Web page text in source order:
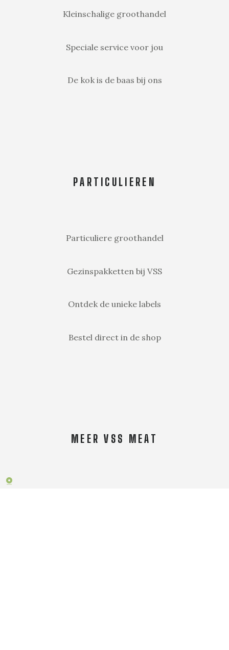
Kleinschalige groothandel
Speciale service voor jou
De kok is de baas bij ons
PARTICULIEREN
Particuliere groothandel
Gezinspakketten bij VSS
Ontdek de unieke labels
Bestel direct in de shop
MEER VSS MEAT